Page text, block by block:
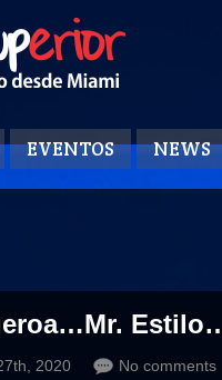
EVENTOS NEWS
2020 No comments